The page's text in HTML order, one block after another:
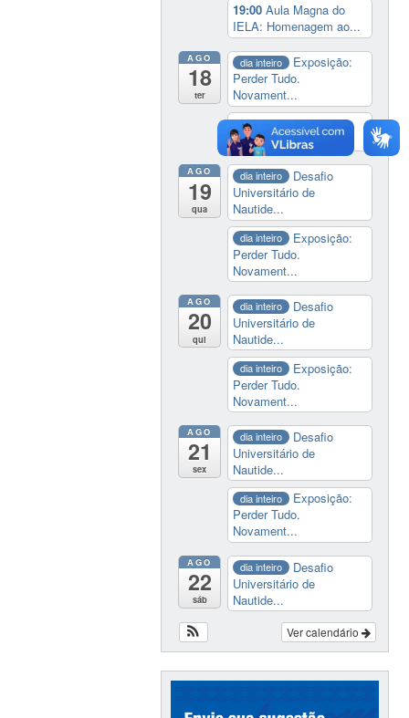
19:00Aula Magna do
IELA: Homenagem ao...
AGO
18
ter
dia inteiro
Exposição:
Perder Tudo.
Novament...
14:00Soberania
tecnológica e digital
AGO
19
qua
dia inteiro
Desafio
Universitário de
Nautide...
dia inteiro
Exposição:
Perder Tudo.
Novament...
AGO
20
qui
dia inteiro
Desafio
Universitário de
Nautide...
dia inteiro
Exposição:
Perder Tudo.
Novament...
AGO
21
sex
dia inteiro
Desafio
Universitário de
Nautide...
dia inteiro
Exposição:
Perder Tudo.
Novament...
AGO
22
sáb
dia inteiro
Desafio
Universitário de
Nautide...
Ver calendário